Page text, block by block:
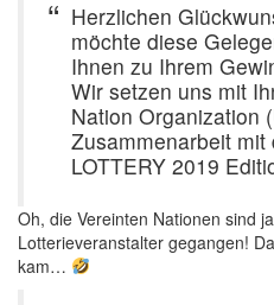
Herzlichen
möchte diese
Ihnen zu Ihrem
Wir setzen uns mit
Nation Organization
Zusammenarbeit
LOTTERY 2019
Oh, die Vereinten Nationen sind
Lotterieveranstalter gegangen!
kam…